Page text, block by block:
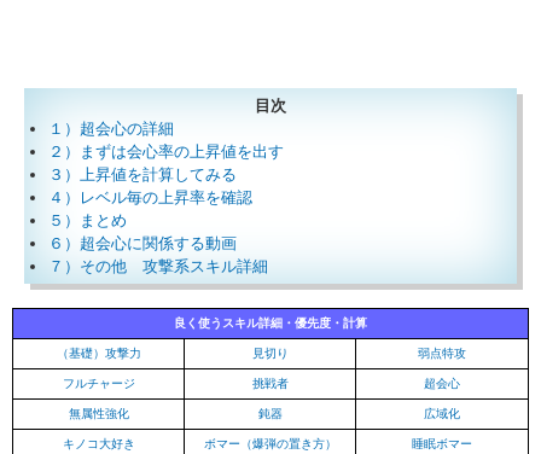
目次
１）超会心の詳細
２）まずは会心率の上昇値を出す
３）上昇値を計算してみる
４）レベル毎の上昇率を確認
５）まとめ
６）超会心に関係する動画
７）その他 攻撃系スキル詳細
良く使うスキル詳細・優先度・計算
（基礎）攻撃力 見切り 弱点特攻
フルチャージ 挑戦者 超会心
無属性強化 鈍器 広域化
キノコ大好き ボマー（爆弾の置き方） 睡眠ボマー